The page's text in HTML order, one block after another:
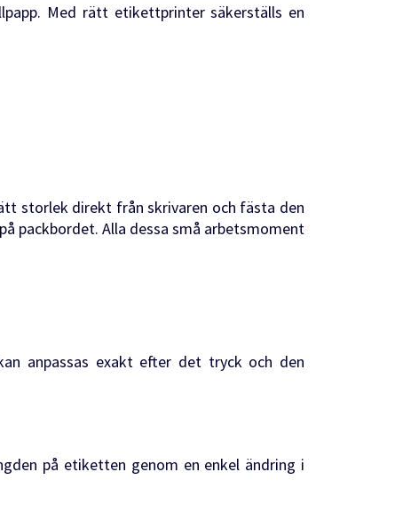
Med rätt etikettprinter säkerställs en
storlek direkt från skrivaren och fästa den
packbordet. Alla dessa små arbetsmoment
anpassas exakt efter det tryck och den
på etiketten genom en enkel ändring i